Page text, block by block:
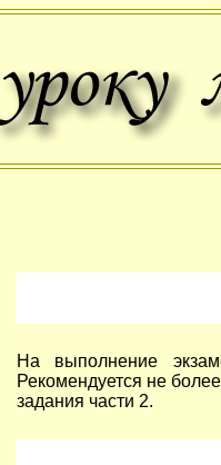
На выполнение
Рекомендуется не
задания части 2.